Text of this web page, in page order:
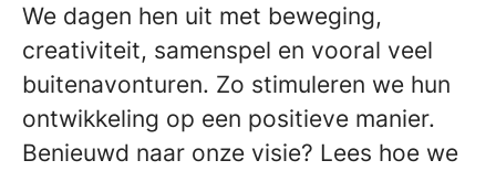
We dagen hen uit met beweging,
creativiteit, samenspel en vooral veel
buitenavonturen. Zo stimuleren we hun
ontwikkeling op een positieve manier.
Benieuwd naar onze visie? Lees hoe we